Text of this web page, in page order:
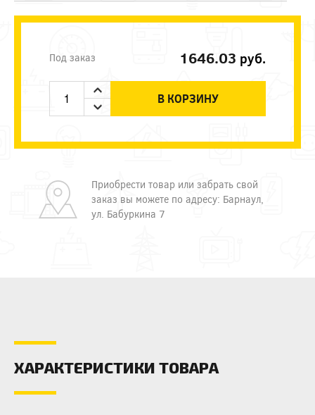
Под заказ 1646.03 руб.
В КОРЗИНУ
Приобрести товар или забрать свой
заказ вы можете по адресу: Барнаул,
ул. Бабуркина 7
ХАРАКТЕРИСТИКИ ТОВАРА